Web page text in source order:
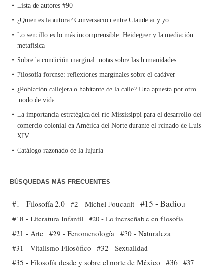
Lista de autores #90
¿Quién es la autora? Conversación entre Claude.ai y yo
Lo sencillo es lo más incomprensible. Heidegger y la mediación
metafísica
Sobre la condición marginal: notas sobre las humanidades
Filosofía forense: reflexiones marginales sobre el cadáver
¿Población callejera o habitante de la calle? Una apuesta por otro
modo de vida
La importancia estratégica del río Mississippi para el desarrollo del
comercio colonial en América del Norte durante el reinado de Luis
XIV
Catálogo razonado de la lujuria
BÚSQUEDAS MÁS FRECUENTES
#1 - Filosofía 2.0 #2 - Michel Foucault #15 - Badiou
#18 - Literatura Infantil #20 - Lo inenseñable en filosofía
#21 - Arte #29 - Fenomenología
#30 - Naturaleza
#31 - Vitalismo Filosófico
#32 - Sexualidad
#35 - Filosofía desde y sobre el norte de México #36 #37